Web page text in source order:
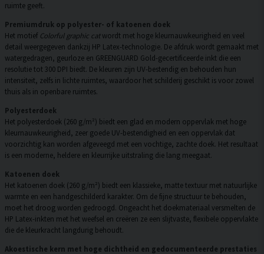
ruimte geeft.
Premiumdruk op polyester- of katoenen doek
Het motief Colorful graphic catwordt met hoge kleurnauwkeurigheid en veel
detail weergegeven dankzij HP Latex-technologie. De afdruk wordt gemaakt met
watergedragen, geurloze en GREENGUARD Gold-gecertificeerde inkt die een
resolutie tot 300 DPI biedt. De kleuren zijn UV-bestendig en behouden hun
intensiteit, zelfs in lichte ruimtes, waardoor het schilderij geschikt is voor zowel
thuis als in openbare ruimtes.
Polyesterdoek
Het polyesterdoek (260 g/m²) biedt een glad en modern oppervlak met hoge
kleurnauwkeurigheid, zeer goede UV-bestendigheid en een oppervlak dat
voorzichtig kan worden afgeveegd met een vochtige, zachte doek. Het resultaat
is een moderne, heldere en kleurrijke uitstraling die lang meegaat.
Katoenen doek
Het katoenen doek (260 g/m²) biedt een klassieke, matte textuur met natuurlijke
warmte en een handgeschilderd karakter. Om de fijne structuur te behouden,
moet het droog worden gedroogd. Ongeacht het doekmateriaal versmelten de
HP Latex-inkten met het weefsel en creëren ze een slijtvaste, flexibele oppervlakte
die de kleurkracht langdurig behoudt.
Akoestische kern met hoge dichtheid en gedocumenteerde prestaties